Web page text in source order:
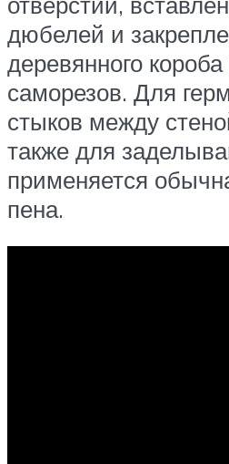
дюбелей и
деревянного
саморезов. Для
стыков между
также для
применяется
пена.